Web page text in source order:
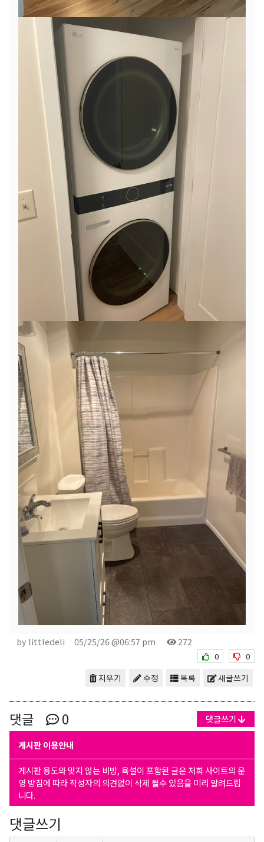
by littledeli 05/25/26 @06:57 pm 272
0 0
새글쓰기
목록
수정
지우기
댓글 0 댓글쓰기
게시판 이용안내
게시판 용도와 맞지 않는 비방, 욕설이 포함된 글은 저희 사이트의 운
영 방침에 따라 작성자의 의견없이 삭제 될수 있음을 미리 알려드립
니다.
댓글쓰기